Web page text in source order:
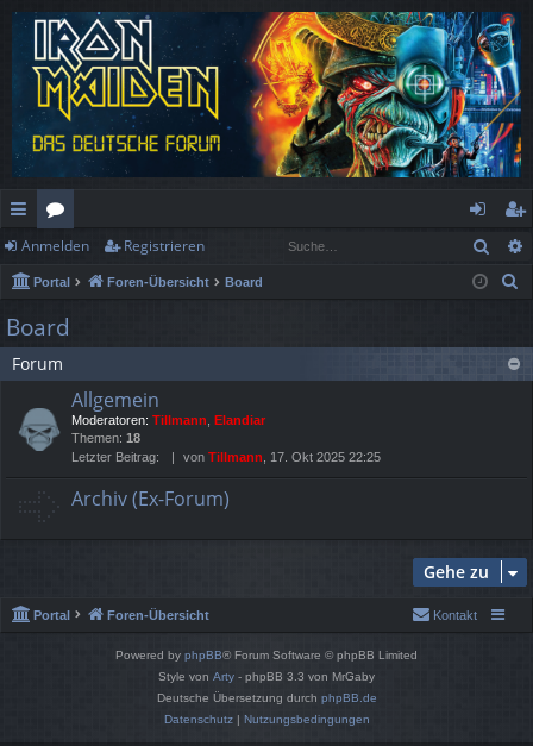
ch
ne
llz
ug
or
en
n
m
eg
ist
re
Anmelden Registrieren
Portal Foren-Übersicht Board
e
Board
Forum
Allgemein
Moderatoren: Tillmann Elandiar
Themen: 18
Letzter Beitrag:
von Tillmann , 17. Okt 2025 22:25
Archiv (Ex-Forum)
Gehe zu
Portal Foren-Übersicht Kontakt
Powered by phpBB® Forum Software © phpBB Limited
Style von Arty - phpBB 3.3 von MrGaby
Deutsche Übersetzung durch phpBB.de
Datenschutz| Nutzungsbedingungen